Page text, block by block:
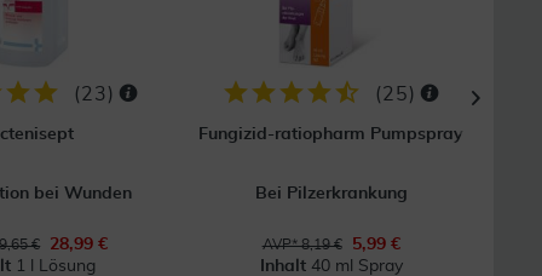
(23)
bei Wunden
€
28,99 €
1 l Lösung
(25)
Fungizid-ratiopharm Pumpspray
Bei Pilzerkrankung
AVP* 8,19 €
5,99 €
Inhalt 40 ml Spray